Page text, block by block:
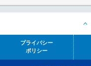
プライバシー
ポリシー